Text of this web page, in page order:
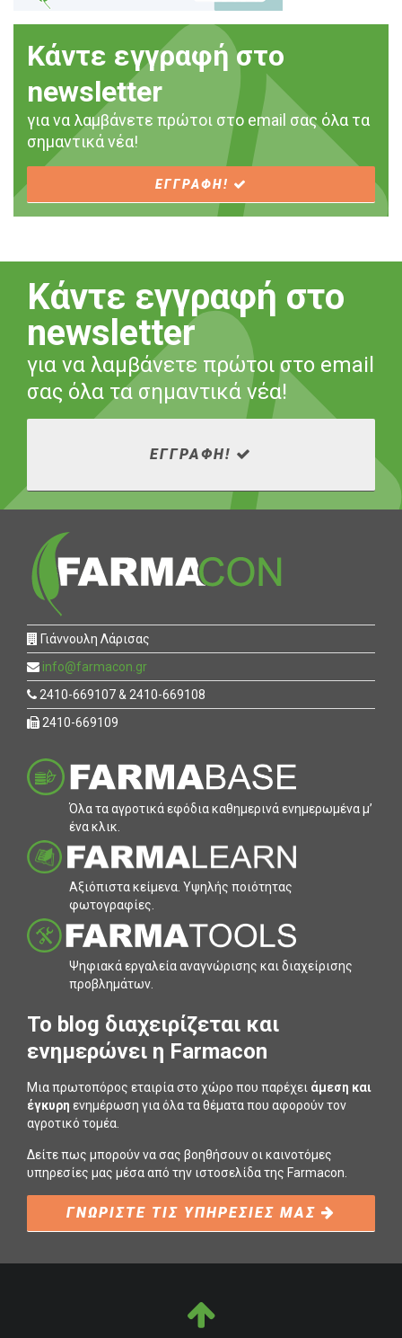
Κάντε εγγραφή στο
newsletter
για να λαμβάνετε πρώτοι στο email σας όλα τα
σημαντικά νέα!
ΕΓΓΡΑΦΗ!
Κάντε εγγραφή στο
newsletter
για να λαμβάνετε πρώτοι στο email
σας όλα τα σημαντικά νέα!
ΕΓΓΡΑΦΗ!
Γιάννουλη Λάρισας
info@farmacon.gr
2410-669107 & 2410-669108
2410-669109
Όλα τα αγροτικά εφόδια καθηµερινά ενηµερωµένα µ’
ένα κλικ.
Αξιόπιστα κείµενα. Υψηλής ποιότητας
φωτογραφίες.
Ψηφιακά εργαλεία αναγνώρισης και διαχείρισης
προβληµάτων.
To blog διαχειρίζεται και
ενημερώνει η Farmacon
Μια πρωτοπόρος εταιρία στο χώρο που παρέχει άμεση και
έγκυρη ενημέρωση για όλα τα θέματα που αφορούν τον
αγροτικό τομέα.
Δείτε πως μπορούν να σας βοηθήσουν οι καινοτόμες
υπηρεσίες μας μέσα από την ιστοσελίδα της Farmacon.
ΓΝΩΡΙΣΤΕ ΤΙΣ ΥΠΗΡΕΣΙΕΣ ΜΑΣ